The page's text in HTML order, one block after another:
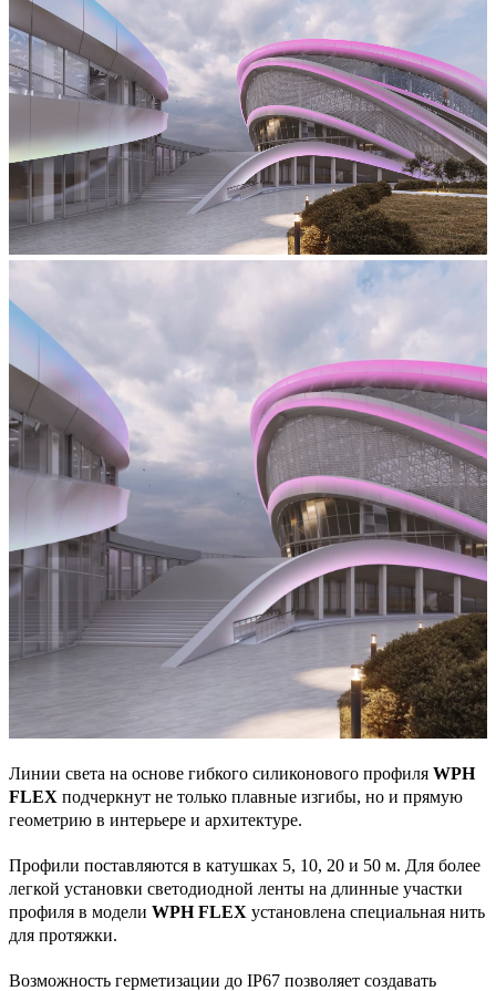
Линии света на основе гибкого силиконового профиля WPH
FLEX подчеркнут не только плавные изгибы, но и прямую
геометрию в интерьере и архитектуре.
Профили поставляются в катушках 5, 10, 20 и 50 м. Для более
легкой установки светодиодной ленты на длинные участки
профиля в модели WPH FLEX установлена специальная нить
для протяжки.
Возможность герметизации до IP67 позволяет создавать